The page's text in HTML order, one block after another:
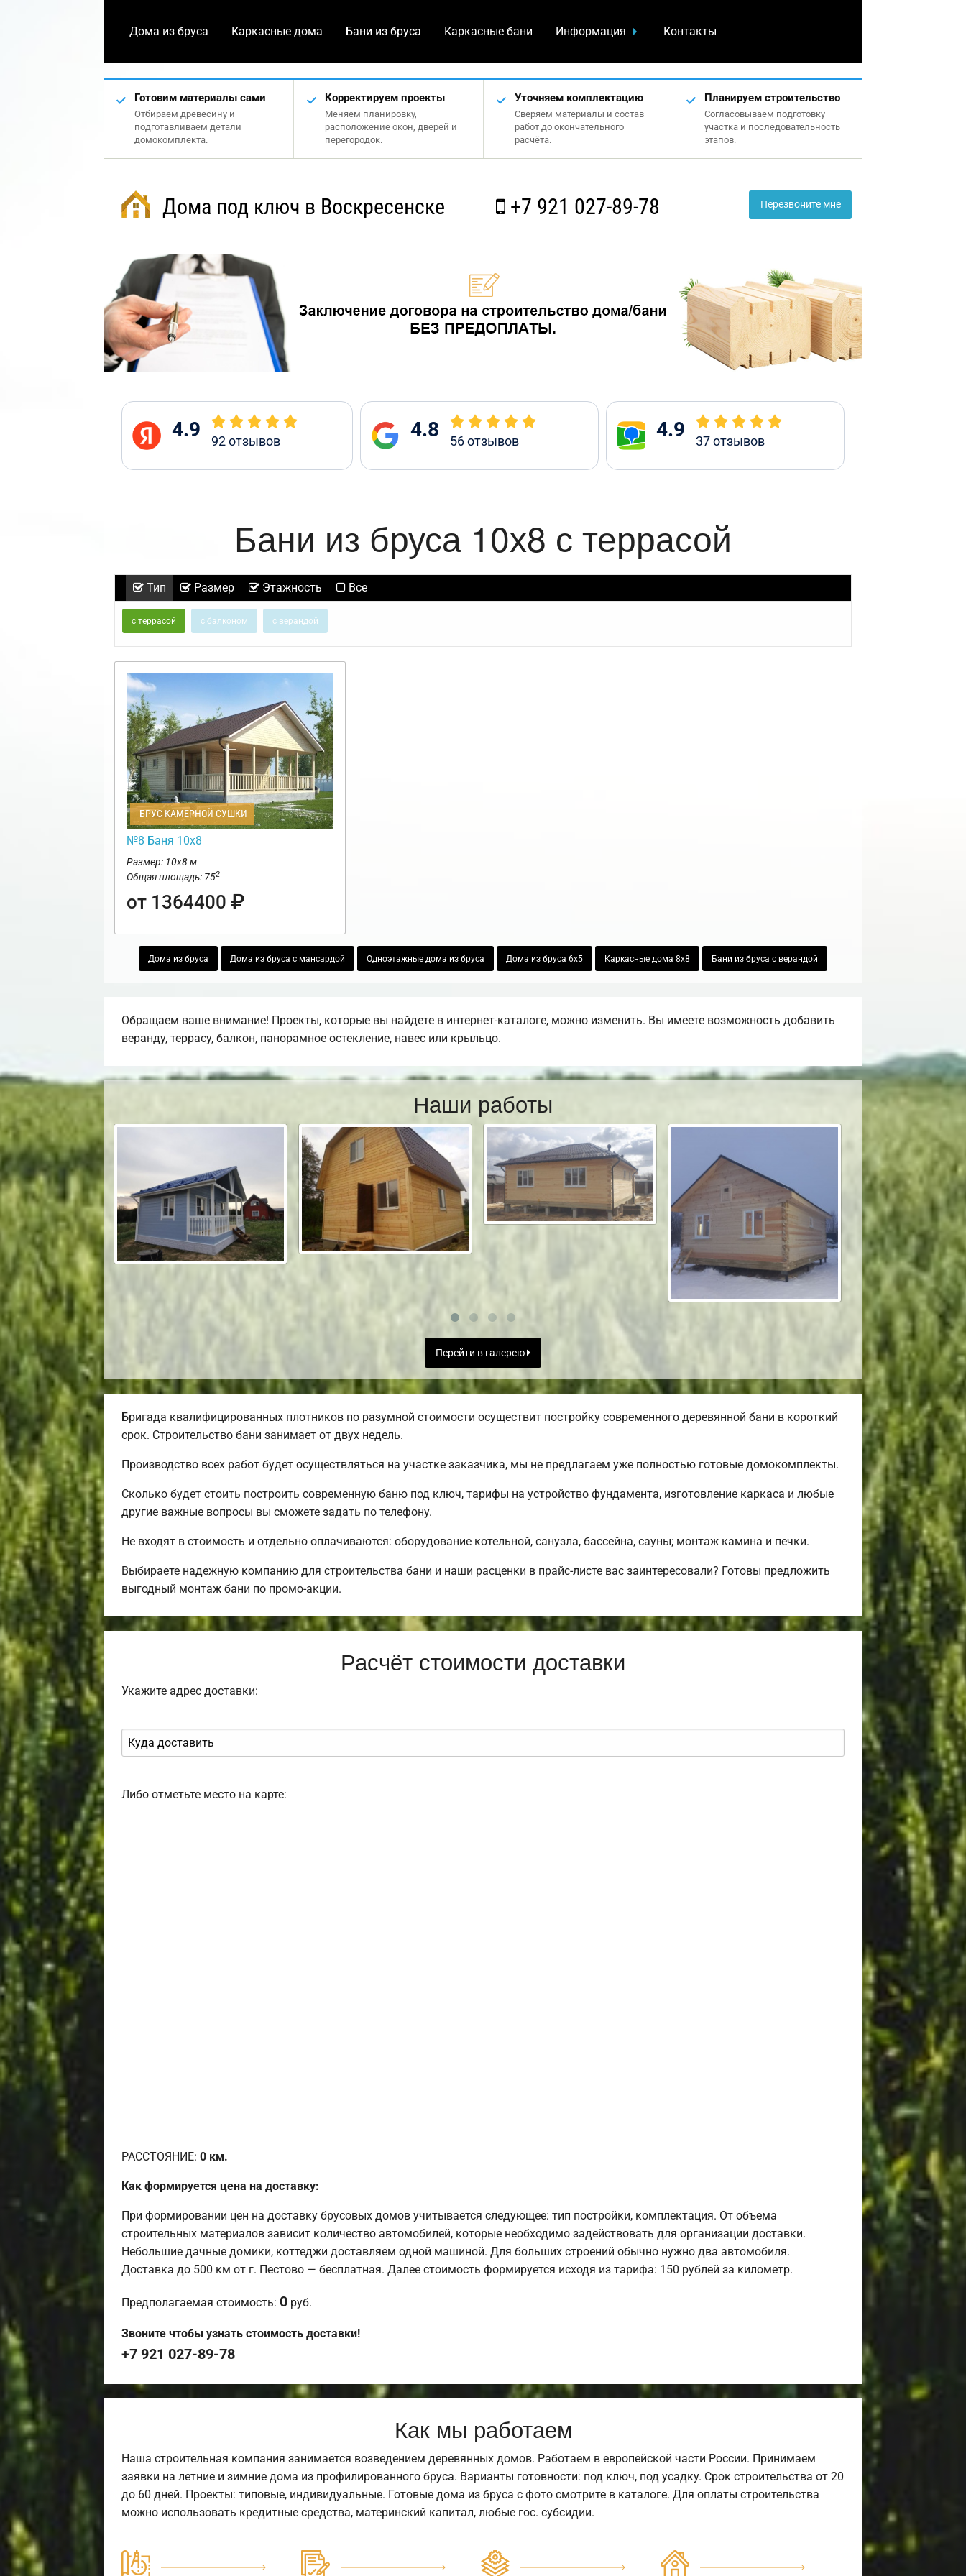
Дома из бруса Каркасные дома Бани из бруса Каркасные бани Информация Контакты
Готовим материалы сами
Отбираем древесину и
подготавливаем детали
домокомплекта.
Корректируем проекты
Меняем планировку,
расположение окон, дверей и
перегородок.
Уточняем комплектацию
Сверяем материалы и состав
работ до окончательного
расчёта.
Планируем строительство
Согласовываем подготовку
участка и последовательность
этапов.
Дома под ключ в Воскресенске +7 921 027-89-78 Перезвоните мне
4.9 92отзывов 4.8 56отзывов 4.9 37отзывов
Бани из бруса 10х8 с террасой
Тип Размер Этажность Все
с террасой с балконом с верандой
БРУС КАМЕРНОЙ СУШКИ
№8 Баня 10х8
Размер: 10х8 м
Общая площадь: 752
от 1364400
Дома из бруса Дома из бруса с мансардой Одноэтажные дома из бруса Дома из бруса 6х5 Каркасные дома 8х8 Бани из бруса с верандой
Обращаем ваше внимание! Проекты, которые вы найдете в интернет-каталоге, можно изменить. Вы имеете возможность добавить
веранду, террасу, балкон, панорамное остекление, навес или крыльцо.
Наши работы
Перейти в галерею
Бригада квалифицированных плотников по разумной стоимости осуществит постройку современного деревянной бани в короткий
срок. Строительство бани занимает от двух недель.
Производство всех работ будет осуществляться на участке заказчика, мы не предлагаем уже полностью готовые домокомплекты.
Сколько будет стоить построить современную баню под ключ, тарифы на устройство фундамента, изготовление каркаса и любые
другие важные вопросы вы сможете задать по телефону.
Не входят в стоимость и отдельно оплачиваются: оборудование котельной, санузла, бассейна, сауны; монтаж камина и печки.
Выбираете надежную компанию для строительства бани и наши расценки в прайс-листе вас заинтересовали? Готовы предложить
выгодный монтаж бани по промо-акции.
Расчёт стоимости доставки
Укажите адрес доставки:
Либо отметьте место на карте:
РАССТОЯНИЕ: 0 км.
Как формируется цена на доставку:
При формировании цен на доставку брусовых домов учитывается следующее: тип постройки, комплектация. От объема
строительных материалов зависит количество автомобилей, которые необходимо задействовать для организации доставки.
Небольшие дачные домики, коттеджи доставляем одной машиной. Для больших строений обычно нужно два автомобиля.
Доставка до 500 км от г. Пестово — бесплатная. Далее стоимость формируется исходя из тарифа: 150 рублей за километр.
Предполагаемая стоимость: 0 руб.
Звоните чтобы узнать стоимость доставки!
+7 921 027-89-78
Как мы работаем
Наша строительная компания занимается возведением деревянных домов. Работаем в европейской части России. Принимаем
заявки на летние и зимние дома из профилированного бруса. Варианты готовности: под ключ, под усадку. Срок строительства от 20
до 60 дней. Проекты: типовые, индивидуальные. Готовые дома из бруса с фото смотрите в каталоге. Для оплаты строительства
можно использовать кредитные средства, материнский капитал, любые гос. субсидии.